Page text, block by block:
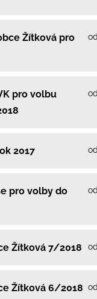
Žítková pro
pro volbu
2017
pro volby do
Žítková 7/2018
Žítková 6/2018